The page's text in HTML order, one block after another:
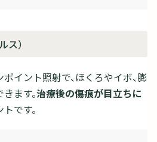
ス）
イント照射で、ほくろやイボ、膨
ます。治療後の傷痕が目立ちに
です。